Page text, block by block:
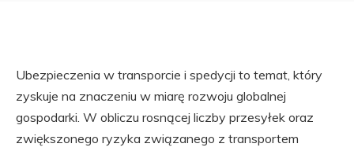
Ubezpieczenia w transporcie i spedycji to temat, który
zyskuje na znaczeniu w miarę rozwoju globalnej
gospodarki. W obliczu rosnącej liczby przesyłek oraz
zwiększonego ryzyka związanego z transportem